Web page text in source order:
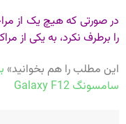
در صورتی که هیچ یک از
را برطرف نکرد، به یکی از
این مطلب را هم بخوانید»
سامسونگ Galaxy F12